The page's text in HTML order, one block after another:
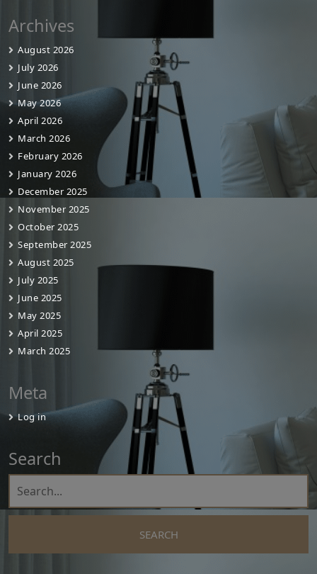
Archives
August 2026
July 2026
June 2026
May 2026
April 2026
March 2026
February 2026
January 2026
December 2025
November 2025
October 2025
September 2025
August 2025
July 2025
June 2025
May 2025
April 2025
March 2025
Meta
Log in
Search